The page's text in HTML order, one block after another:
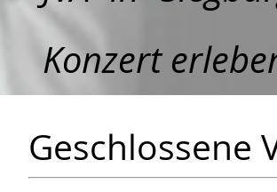
Konzert
Geschlossene